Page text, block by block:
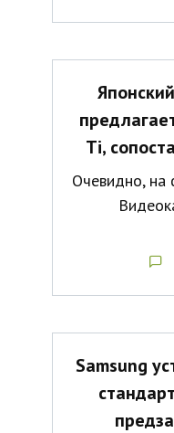
Ti,
Очевидно, на
Samsung